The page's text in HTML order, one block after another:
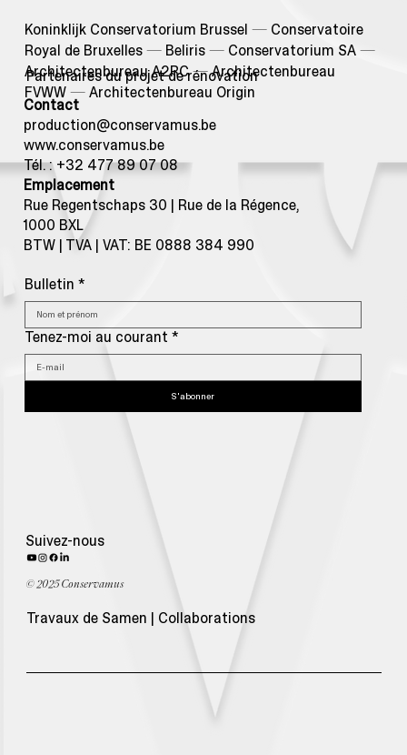
Contact
production@conservamus.be
www.conservamus.be
Tél. : +32 477 89 07 08
Emplacement
Rue Regentschaps 30 | Rue de la Régence,
1000 BXL
BTW | TVA | VAT: BE 0888 384 990
Bulletin *
Tenez-moi au courant *
S'abonner
Travaux de Samen | Collaborations
Partenaires du projet de rénovation
Suivez-nous
© 2025 Conservamus
Koninklijk Conservatorium Brussel— Conservatoire
Royal de Bruxelles— Beliris— Conservatorium SA—
Architectenbureau A2RC—Architectenbureau
FVWW— Architectenbureau Origin